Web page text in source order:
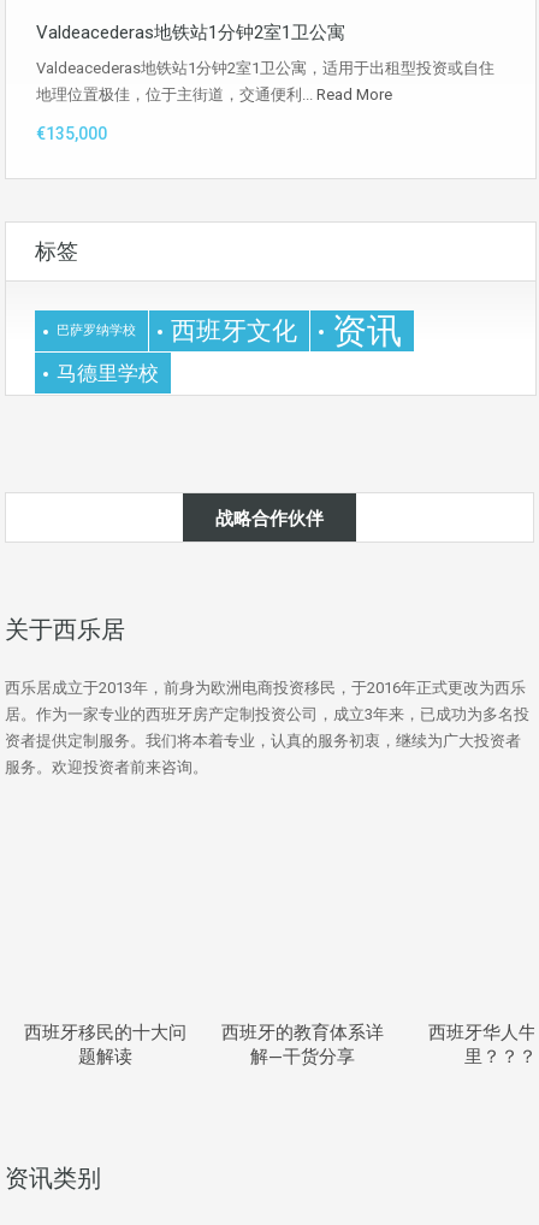
Valdeacederas地铁站1分钟2室1卫公寓
Valdeacederas地铁站1分钟2室1卫公寓，适用于出租型投资或自住
地理位置极佳，位于主街道，交通便利... Read More
€135,000
标签
巴萨罗纳学校 西班牙文化 资讯
马德里学校
战略合作伙伴
关于西乐居
西乐居成立于2013年，前身为欧洲电商投资移民，于2016年正式更改为西乐
居。作为一家专业的西班牙房产定制投资公司，成立3年来，已成功为多名投
资者提供定制服务。我们将本着专业，认真的服务初衷，继续为广大投资者
服务。欢迎投资者前来咨询。
西班牙移民的十大问
题解读
西班牙的教育体系详
解—干货分享
西班牙华人
里？？？
资讯类别